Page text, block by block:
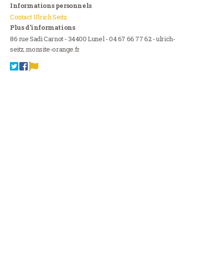
Informations personnels
Contact Ulrich Seitz
Plus d'informations
86 rue Sadi Carnot - 34400 Lunel - 04 67 66 77 62 - ulrich-
seitz.monsite-orange.fr